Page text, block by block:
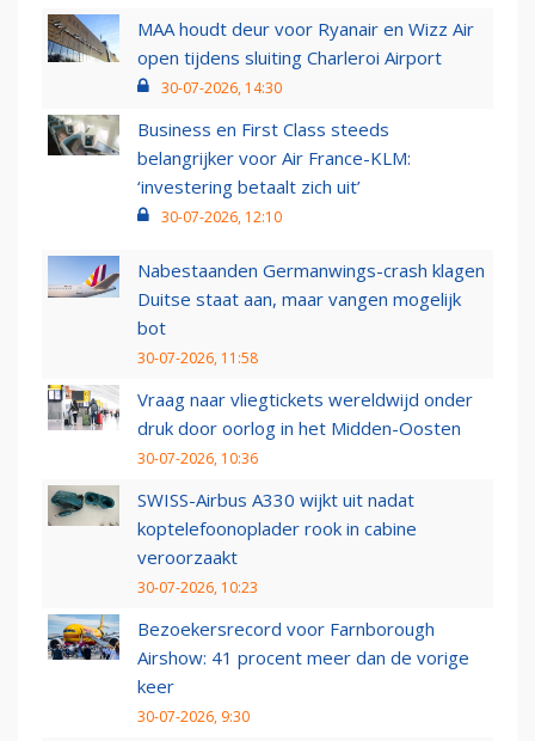
MAA houdt deur voor Ryanair en Wizz Air
open tijdens sluiting Charleroi Airport
30-07-2026, 14:30
Business en First Class steeds
belangrijker voor Air France-KLM:
‘investering betaalt zich uit’
30-07-2026, 12:10
Nabestaanden Germanwings-crash klagen
Duitse staat aan, maar vangen mogelijk
bot
30-07-2026, 11:58
Vraag naar vliegtickets wereldwijd onder
druk door oorlog in het Midden-Oosten
30-07-2026, 10:36
SWISS-Airbus A330 wijkt uit nadat
koptelefoonoplader rook in cabine
veroorzaakt
30-07-2026, 10:23
Bezoekersrecord voor Farnborough
Airshow: 41 procent meer dan de vorige
keer
30-07-2026, 9:30